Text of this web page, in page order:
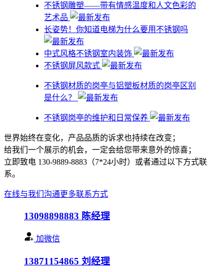
不锈钢雕塑——带有情感温度和人文色彩的
艺术品
​长姿势！你知道电梯为什么要用不锈钢吗
中式风格不锈钢室内装饰
不锈钢屏风款式
不锈钢材质的岗亭与铝塑板材质的岗亭区别
是什么？
不锈钢岗亭的维护和日常保养
世界始终在变化，产品品质的诉求也持续在改变；
给我们一个展示的机会，一定会给您带来意外的惊喜；
立即致电 130-9889-8883（7*24小时）或者通过以下方式联
系。
在线与我们沟通更多联系方式
13098898883 陈经理
加微信
13871154865 刘经理